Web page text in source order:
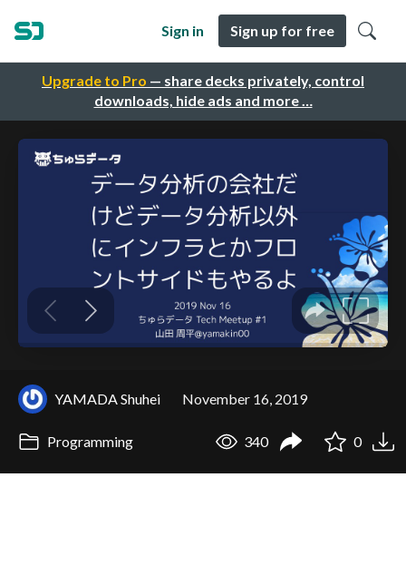
Upgrade to Pro — share decks privately, control
downloads, hide ads and more …
Sign in Sign up for free
YAMADA Shuhei November 16, 2019
Programming 340 0